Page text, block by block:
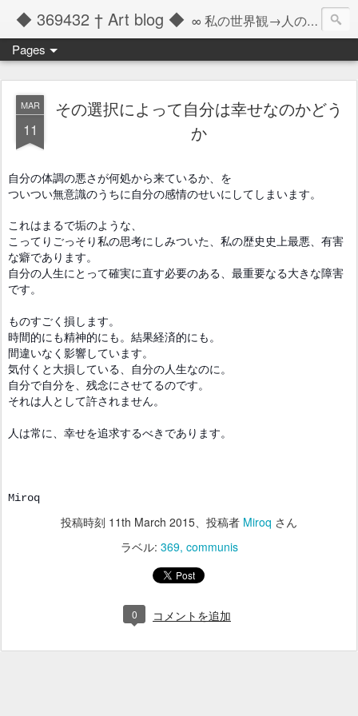
◆ 369432 † Art blog ◆ ∞ 私の世界観→人の記憶の彼方へと繋ぐツール ∞
Pages
MAR
11
その選択によって自分は幸せなのかどう
か
自分の体調の悪さが何処から来ているか、を
ついつい無意識のうちに自分の感情のせいにしてしまいます。
これはまるで垢のような、
こってりごっそり私の思考にしみついた、 私の歴史史上最悪、有害
な癖であります。
自分の人生にとって確実に直す必要のある、最重要なる大きな障害
です。
ものすごく損します。
時間的にも精神的にも。結果経済的にも。
間違いなく影響しています。
気付くと大損している、
自分の人生なのに。
自分で自分を、残念にさせてるのです。
それは人として許されません。
人は常に、幸せを追求するべきであります。
Miroq
投稿時刻 11th March 2015、投稿者 Miroq さん
ラベル: 369 communis
0 コメントを追加